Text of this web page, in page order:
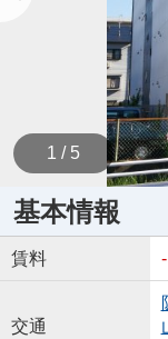
1 / 5
基本情報
賃料 -
交通